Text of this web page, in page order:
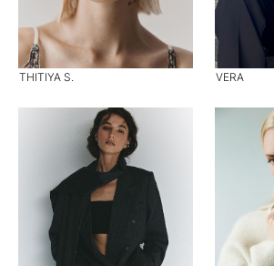
THITIYA S. VERA